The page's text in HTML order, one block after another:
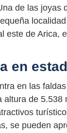
de las joyas
este de Arica,
en
en las
altura de 5.538
se pueden